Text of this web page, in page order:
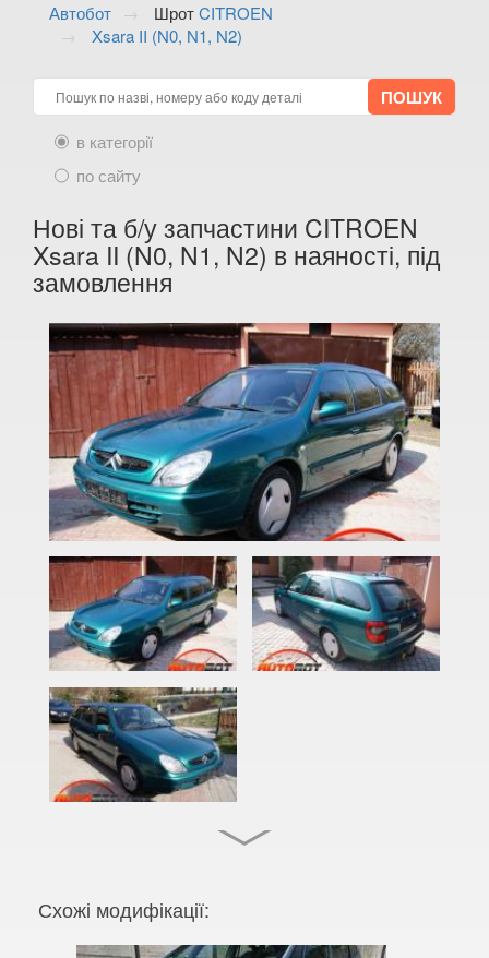
AUDI
BMW keyboard_arrow_down
CITROEN
Berlingo II (B9)
C1 I (PM, PN)
C1 II (B4)
C3 I (FC)
C3 II (A51)
C3 Aircross
C3 Pluriel (HB)
C3 Picasso (SH)
C4 I (LC, LA)
C4 I Picasso (UD)
C4 I Grand Picasso (UD)
C4 II (B7)
C4 II Picasso (B78)
C4 II Grand Picasso (B78)
Автобот ШротCITROEN
Xsara II (N0, N1, N2)
в категорії
по сайту
Нові та б/у запчастини CITROEN
Xsara II (N0, N1, N2) в наяності, під
замовлення
Схожі модифікації: